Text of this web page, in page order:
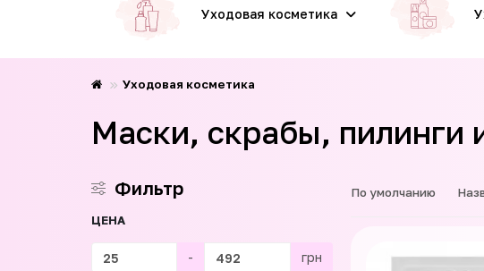
Уходовая косметика
Уходовая косметика
Маски, скрабы, пилинги
Фильтр
ЦЕНА
- грн
По умолчанию